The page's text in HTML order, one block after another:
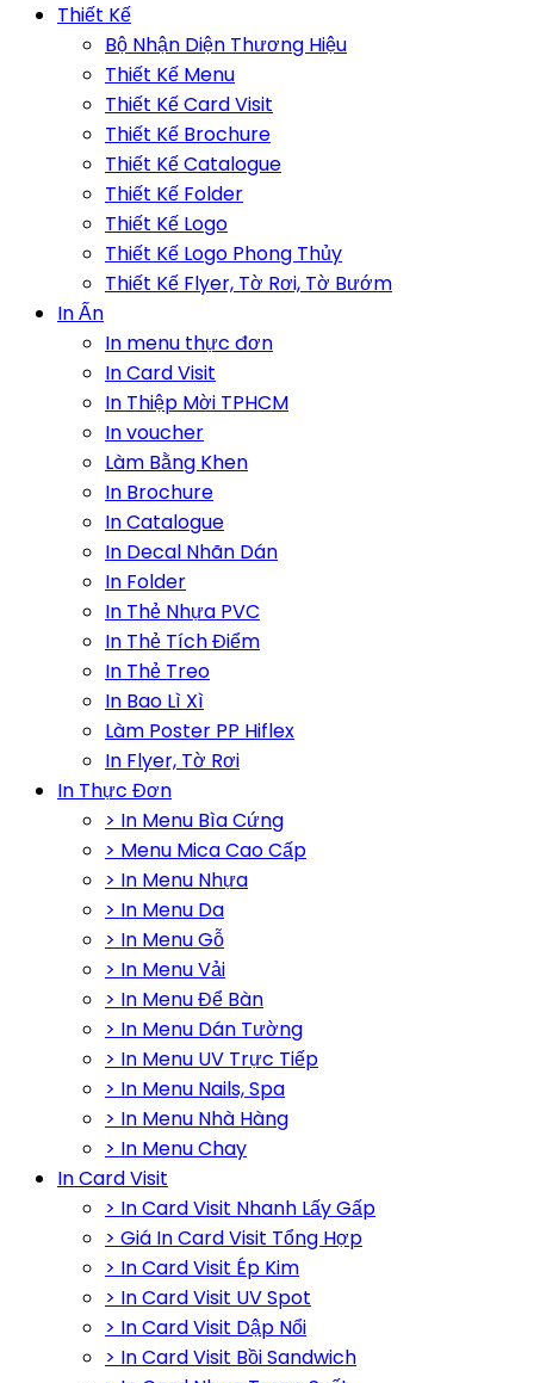
Thiết Kế
Bộ Nhận Diện Thương Hiệu
Thiết Kế Menu
Thiết Kế Card Visit
Thiết Kế Brochure
Thiết Kế Catalogue
Thiết Kế Folder
Thiết Kế Logo
Thiết Kế Logo Phong Thủy
Thiết Kế Flyer, Tờ Rơi, Tờ Bướm
In Ấn
In menu thực đơn
In Card Visit
In Thiệp Mời TPHCM
In voucher
Làm Bằng Khen
In Brochure
In Catalogue
In Decal Nhãn Dán
In Folder
In Thẻ Nhựa PVC
In Thẻ Tích Điểm
In Thẻ Treo
In Bao Lì Xì
Làm Poster PP Hiflex
In Flyer, Tờ Rơi
In Thực Đơn
> In Menu Bìa Cứng
> Menu Mica Cao Cấp
> In Menu Nhựa
> In Menu Da
> In Menu Gỗ
> In Menu Vải
> In Menu Để Bàn
> In Menu Dán Tường
> In Menu UV Trực Tiếp
> In Menu Nails, Spa
> In Menu Nhà Hàng
> In Menu Chay
In Card Visit
> In Card Visit Nhanh Lấy Gấp
> Giá In Card Visit Tổng Hợp
> In Card Visit Ép Kim
> In Card Visit UV Spot
> In Card Visit Dập Nổi
> In Card Visit Bồi Sandwich